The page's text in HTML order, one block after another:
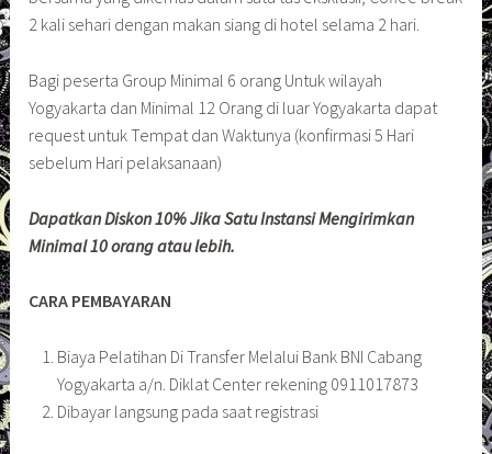
2 kali sehari dengan makan siang di hotel selama 2 hari.
Bagi peserta Group Minimal 6 orang Untuk wilayah
Yogyakarta dan Minimal 12 Orang di luar Yogyakarta dapat
request untuk Tempat dan Waktunya (konfirmasi 5 Hari
sebelum Hari pelaksanaan)
Dapatkan Diskon 10% Jika Satu Instansi Mengirimkan
Minimal 10 orang atau lebih.
CARA PEMBAYARAN
Biaya Pelatihan Di Transfer Melalui Bank BNI Cabang
Yogyakarta a/n. Diklat Center rekening 0911017873
Dibayar langsung pada saat registrasi